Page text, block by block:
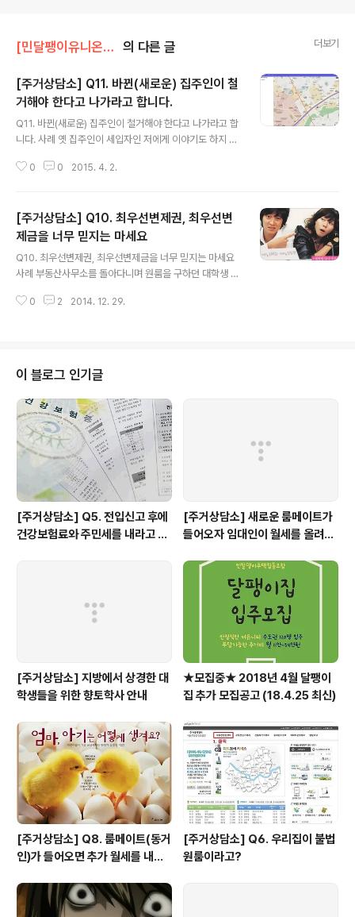
[민달팽이유니온]/* 주거상담소 의 다른 글 더보기
[주거상담소] Q11. 바뀐(새로운) 집주인이 철
거해야 한다고 나가라고 합니다.
Q11. 바뀐(새로운) 집주인이 철거해야 한다고 나가라고 합
니다. 사례 옛 집주인이 세입자인 저에게 이야기도 하지 않
을 올려야 한다고 나가라고 하는데,나가야 하는 건가요? 건
팽이유니온 주거상담팀장 황서연입니다. 오늘은 집주인이
바뀔 때 부딪치게 되는 문제들에 대해서 알아보고자 합니
다:D 오랜만이예요! 먼저, 집주인이 바뀌게 되면 계약관계
가 어떻게 변하는 지 알아볼게요. 주택임대차보호법제3조
(대항력 등) ④ 임차주택의 양수인(讓受人)(그 밖에 임대
할 권리를 승계한 자를 포함한다)은 임대인(賃貸人)의 지
0 0 2015. 4. 2.
[주거상담소] Q10. 최우선변제권, 최우선변
제금을 너무 믿지는 마세요
Q10. 최우선변제권, 최우선변제금을 너무 믿지는 마세요
사례 부동산사무소를 돌아다니며 원룸을 구하던 대학생 C
기쁘다. 그런데 계약을 위해 공인중개사에게 설명을 듣는
인중개사는 ‘최우선변제금’이란 제도를 소개해주면서서울
에서 3200만원까지의 보증금은 무조건 보호받을 수 있으
니경매에 넘어가도 걱정마라고 안심시켰습니다.정말 안심
해도 되는 것일까요? ▲ 영화 ‘그녀를 믿지마세요’(2004
년) 포스터 안녕하세요? 민달팽이유니온 주거상담팀장 황
서연입니다. 오늘은 최우선변제권, 최우선변제금에 대해서
0 2 2014. 12. 29.
이 블로그 인기글
[주거상담소] Q5. 전입신고 후에
건강보험료와 주민세를 내라고 고
[주거상담소] 새로운 룸메이트가
들어오자 임대인이 월세를 올려달
[주거상담소] 지방에서 상경한 대
학생들을 위한 향토학사 안내
★모집중★ 2018년 4월 달팽이
집 추가 모집공고 (18.4.25 최신)
[주거상담소] Q8. 룸메이트(동거
인)가 들어오면 추가 월세를 내야
[주거상담소] Q6. 우리집이 불법
원룸이라고?